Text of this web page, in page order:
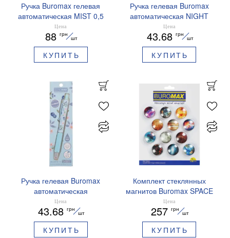
Ручка Buromax гелевая
автоматическая MIST 0,5
мм синие чернила
BM.83103
Цена
88 грн
шт
КУПИТЬ
Ручка гелевая Buromax
автоматическая NIGHT
SKY ZODIAC 0.5 мм
ароматизированный грипп
синие чернила BM.8379-
01
Цена
43.68 грн
шт
КУПИТЬ
Ручка гелевая Buromax
автоматическая
ARABESKI 0.5 мм
ароматизированный грипп
синие чернила в блистере
BM.8379-02
Цена
43.68 грн
шт
КУПИТЬ
Комплект стеклянных
магнитов Buromax SPACE
12 шт 30 мм BM.0048
Цена
257 грн
шт
КУПИТЬ